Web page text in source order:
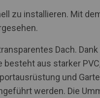
zu installieren. Mit
Dach.
aus starker
und
werden. Die